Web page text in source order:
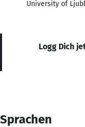
University of
Logg Dich
Sprachen